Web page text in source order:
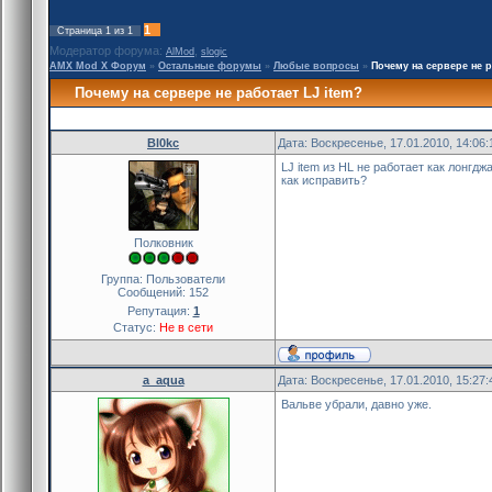
Страница 1 из 1
1
Модератор форума: AlMod
slogic
AMX Mod X Форум » Остальные форумы » Любые вопросы » Почему на сервере не
Почему на сервере не работает LJ item?
Bl0kc Дата: Воскресенье, 17.01.2010,
Полковник
Группа: Пользователи
Сообщений: 152
Репутация: 1
Статус: Не в сети
LJ item из HL не работает как
как исправить?
a_aqua Дата: Воскресенье, 17.01.2010,
Вальве убрали, давно уже.